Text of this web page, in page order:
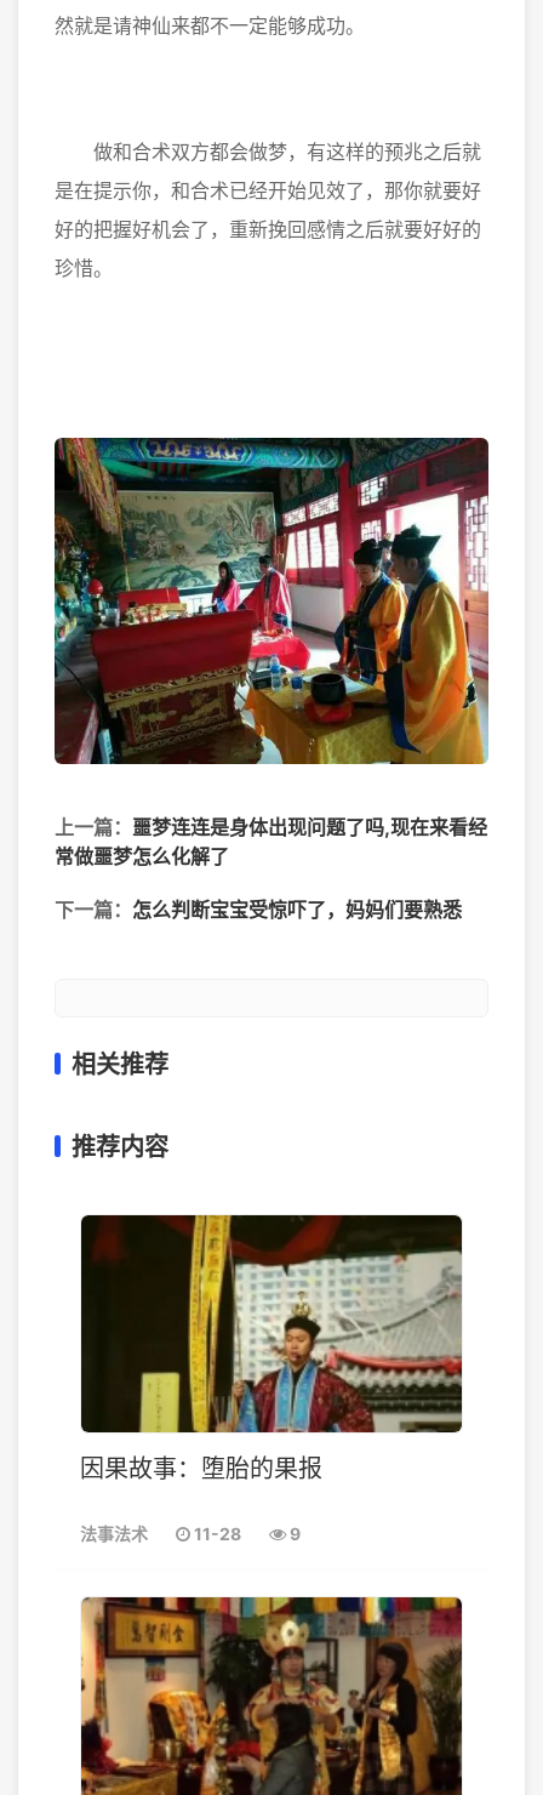
然就是请神仙来都不一定能够成功。
做和合术双方都会做梦，有这样的预兆之后就
是在提示你，和合术已经开始见效了，那你就要好
好的把握好机会了，重新挽回感情之后就要好好的
珍惜。
上一篇： 噩梦连连是身体出现问题了吗,现在来看经
常做噩梦怎么化解了
下一篇： 怎么判断宝宝受惊吓了，妈妈们要熟悉
相关推荐
推荐内容
因果故事：堕胎的果报
法事法术 11-28 9